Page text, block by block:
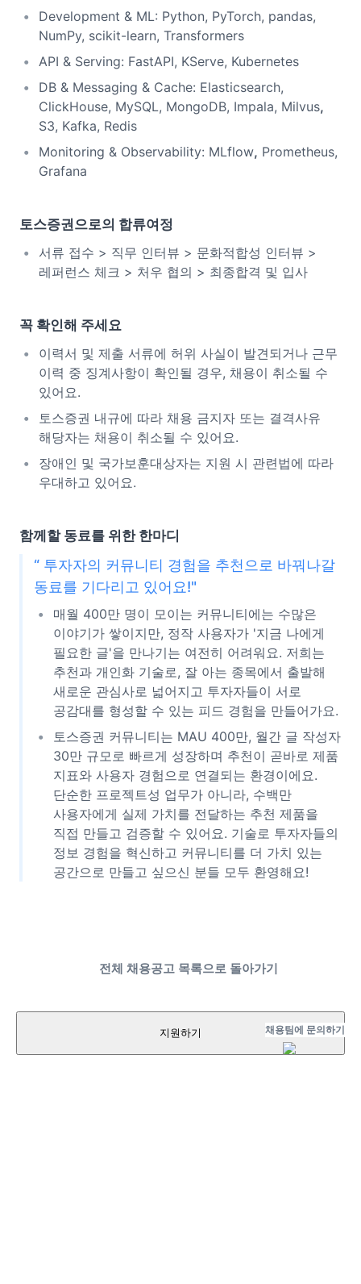
Development & ML: Python, PyTorch, pandas,
NumPy, scikit-learn, Transformers
API & Serving: FastAPI, KServe, Kubernetes
DB & Messaging & Cache: Elasticsearch,
ClickHouse, MySQL, MongoDB, Impala, Milvus,
S3, Kafka, Redis
Monitoring & Observability: MLflow, Prometheus,
Grafana
토스증권으로의 합류여정
서류 접수 > 직무 인터뷰 > 문화적합성 인터뷰 >
레퍼런스 체크 > 처우 협의 > 최종합격 및 입사
꼭 확인해 주세요
이력서 및 제출 서류에 허위 사실이 발견되거나 근무
이력 중 징계사항이 확인될 경우, 채용이 취소될 수
있어요.
토스증권 내규에 따라 채용 금지자 또는 결격사유
해당자는 채용이 취소될 수 있어요.
장애인 및 국가보훈대상자는 지원 시 관련법에 따라
우대하고 있어요.
함께할 동료를 위한 한마디
“ 투자자의 커뮤니티 경험을 추천으로 바꿔나갈
동료를 기다리고 있어요!"
매월 400만 명이 모이는 커뮤니티에는 수많은
이야기가 쌓이지만, 정작 사용자가 '지금 나에게
필요한 글'을 만나기는 여전히 어려워요. 저희는
추천과 개인화 기술로, 잘 아는 종목에서 출발해
새로운 관심사로 넓어지고 투자자들이 서로
공감대를 형성할 수 있는 피드 경험을 만들어가요.
토스증권 커뮤니티는 MAU 400만, 월간 글 작성자
30만 규모로 빠르게 성장하며 추천이 곧바로 제품
지표와 사용자 경험으로 연결되는 환경이에요.
단순한 프로젝트성 업무가 아니라, 수백만
사용자에게 실제 가치를 전달하는 추천 제품을
직접 만들고 검증할 수 있어요. 기술로 투자자들의
정보 경험을 혁신하고 커뮤니티를 더 가치 있는
공간으로 만들고 싶으신 분들 모두 환영해요!
전체 채용공고 목록으로 돌아가기
지원하기 채용팀에 문의하기